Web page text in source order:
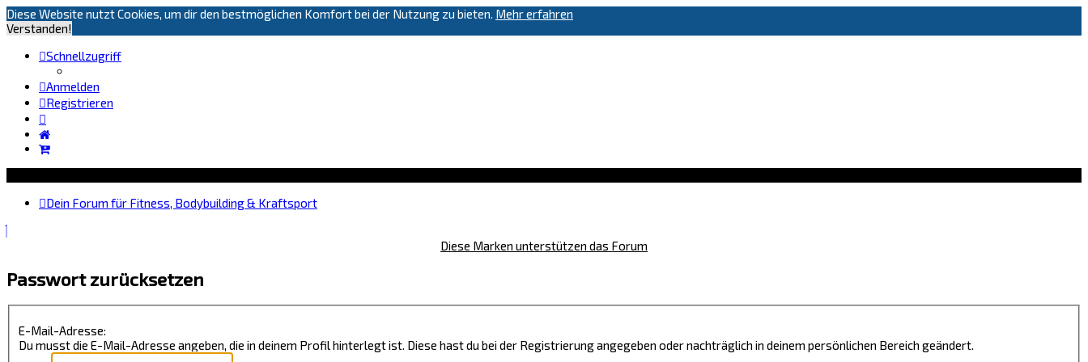
Diese Website nutzt Cookies, um dir den bestmöglichen Komfort bei der Nutzung zu bieten. Mehr erfahren
Verstanden!
Schnellzugriff
Anmelden
Registrieren
Dein Forum für Fitness, Bodybuilding & Kraftsport
Diese Marken unterstützen das Forum
Passwort zurücksetzen
E-Mail-Adresse:
Du musst die E-Mail-Adresse angeben, die in deinem Profil hinterlegt ist. Diese hast du bei der Registrierung angegeben oder nachträglich in deinem persönlichen Bereich geändert.